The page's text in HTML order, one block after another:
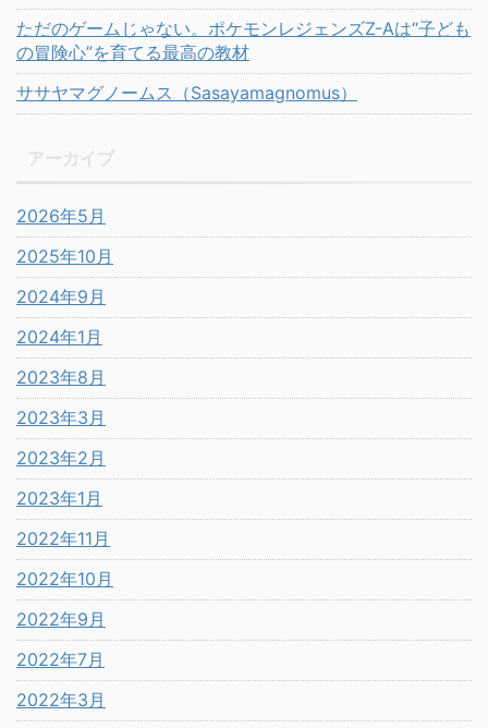
ただのゲームじゃない。ポケモンレジェンズZ-Aは“子ども
の冒険心”を育てる最高の教材
ササヤマグノームス（Sasayamagnomus）
2026年5月
2025年10月
2024年9月
2024年1月
2023年8月
2023年3月
2023年2月
2023年1月
2022年11月
2022年10月
2022年9月
2022年7月
2022年3月